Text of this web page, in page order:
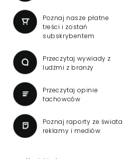
Poznaj nasze płatne
treści i zostań
subskrybentem
Przeczytaj wywiady z
ludźmi z branży
Przeczytaj opinie
fachowców
Poznaj raporty ze świata
reklamy i mediów